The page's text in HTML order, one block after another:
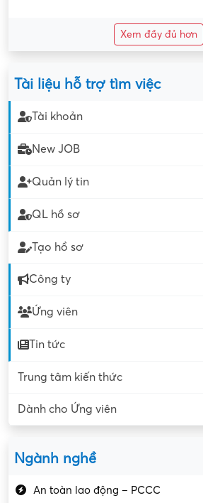
Xem đầy đủ hơn
Tài liệu hỗ trợ tìm việc
Tài khoản
New JOB
Quản lý tin
QL hồ sơ
Tạo hồ sơ
Công ty
Ứng viên
Tin tức
Trung tâm kiến thức
Dành cho Ứng viên
Ngành nghề
An toàn lao động – PCCC